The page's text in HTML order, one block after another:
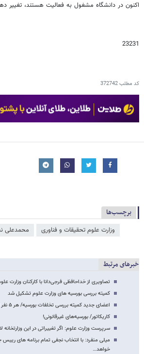
اکنون در دانشگاه مشغول به فعالیت هستند، تغییر
23231
کد مطلب372742
برچسب‌ها
وزارت علوم تحقیقات و فناوری محمدعلی
خبرهای مرتبط
تصاویری از خداحافظی فرجی‌دانا با کارکنان وزارت
کمیته بررسی بورسیه های وزارت علوم تشکیل شد
اعضای جدید کمیته بررسی تخلفات بورسیه/ هر ۵ نفر استیضاح‌کننده فرجی‌دانا!
کاریکاتور/ بورسیه‌های غیرقانونی!
سرپرست وزارت علوم: اگر تغییراتی در این
میلی منفرد: با انتخاب نجفی تمام برنامه های رییس
خواهد…